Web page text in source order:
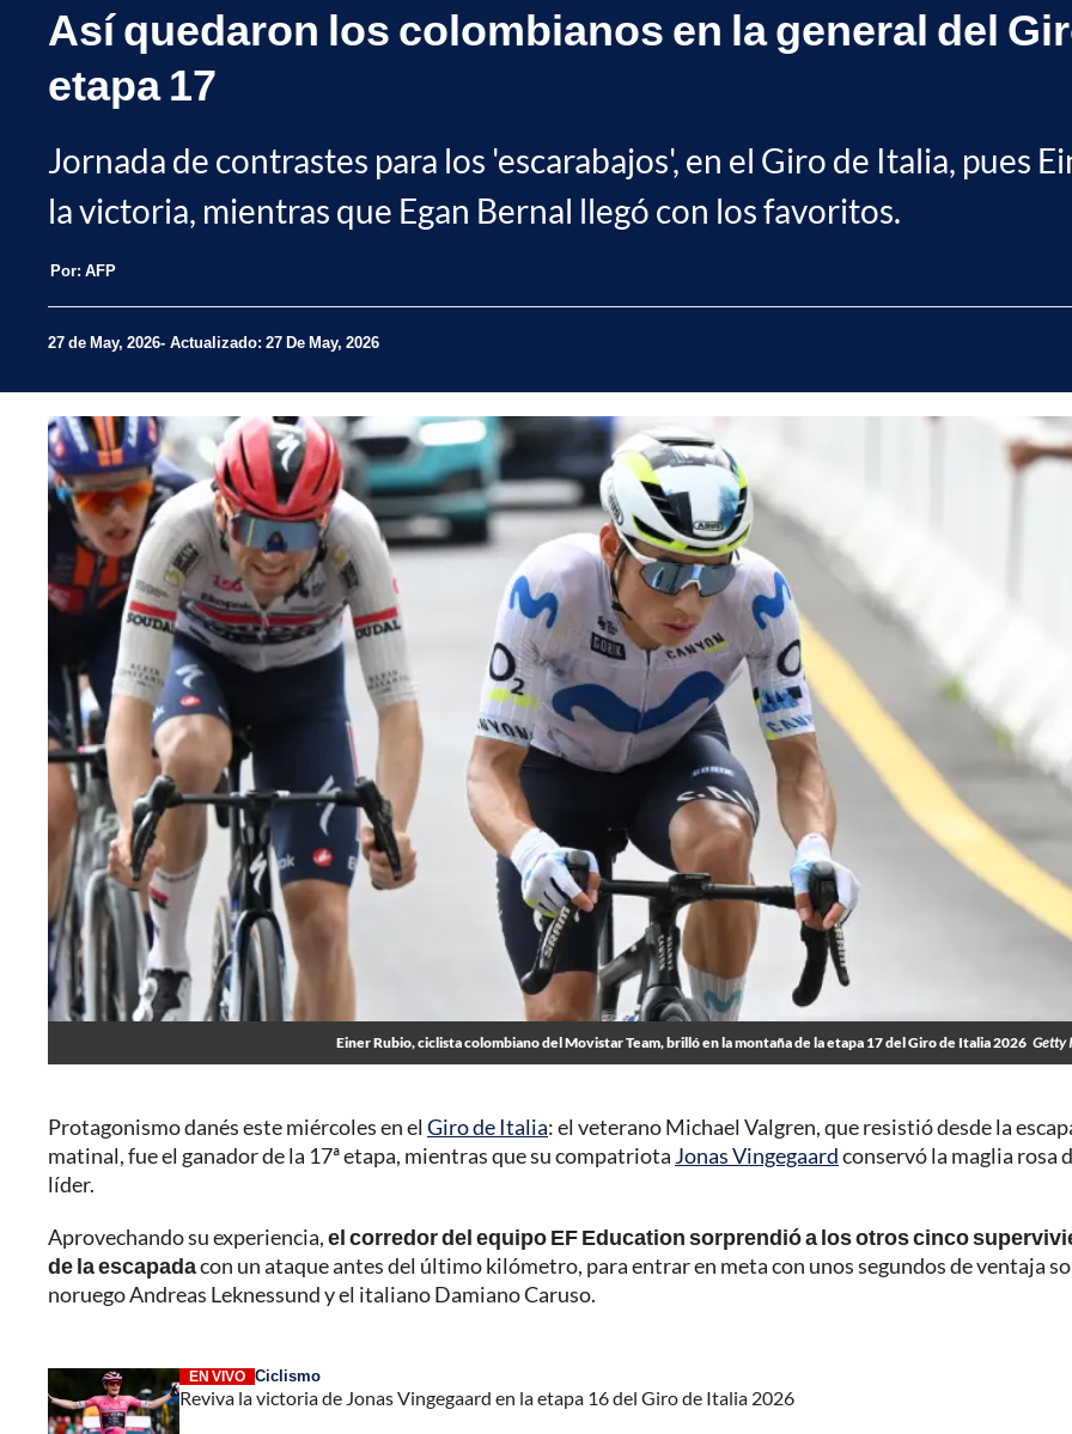
Así quedaron los colombianos en la general del
etapa 17
Jornada de contrastes para los 'escarabajos', en el Giro de Italia, pues
la victoria, mientras que Egan Bernal llegó con los favoritos.
Por: AFP
27 de May, 2026 Actualizado: 27 De May, 2026
Einer Rubio, ciclista colombiano del Movistar Team, brilló en la montaña de la etapa 17 del Giro de Italia 2026 Getty
Protagonismo danés este miércoles en el Giro de Italia: el veterano Michael Valgren, que resistió desde la
matinal, fue el ganador de la 17ª etapa, mientras que su compatriota Jonas Vingegaardconservó la maglia rosa
líder.
Aprovechando su experiencia,el corredor del equipo EF Education sorprendió a los otros cinco
de la escapadacon un ataque antes del último kilómetro, para entrar en meta con unos segundos de ventaja
noruego Andreas Leknessund y el italiano Damiano Caruso.
EN VIVO Ciclismo
Reviva la victoria de Jonas Vingegaard en la etapa 16 del Giro de Italia 2026